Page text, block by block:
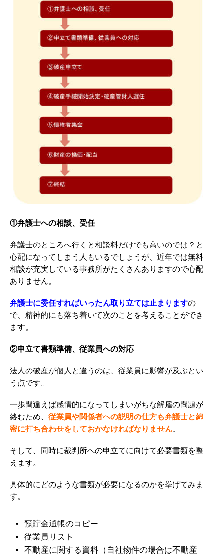
①弁護士への相談、受任
弁護士のところへ行くと相談料だけでも高いのでは？と
心配になってしまう人もいるでしょうが、近年では無料
相談が充実している事務所がたくさんありますので心配
ありません。
弁護士に委任すればいったん取り立ては止まりますの
で、 精神的にも落ち着いて次のことを考えることができ
ます。
②申立て書類準備、従業員への対応
法人の破産が個人と違うのは、従業員に影響が及ぶとい
う点です。
一歩間違えば感情的になってしまいがちな解雇の問題が
絡むため、 従業員や関係者への説明の仕方も弁護士と綿
密に打ち合わせをしておかなければなりません。
そして、同時に裁判所への申立てに向けて必要書類を整
えます。
具体的にどのような書類が必要になるのかを挙げてみま
す。
預貯金通帳のコピー
従業員リスト
不動産に関する資料（自社物件の場合は不動産